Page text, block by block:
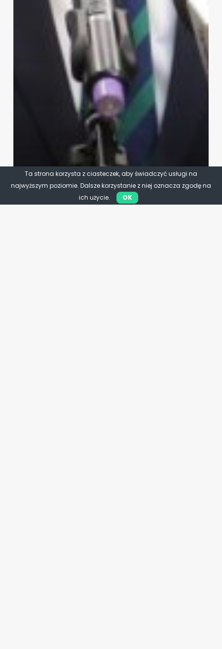
Ta strona korzysta z ciasteczek, aby świadczyć usługi na
najwyższym poziomie. Dalsze korzystanie z niej oznacza zgodę na
ich użycie.
OK